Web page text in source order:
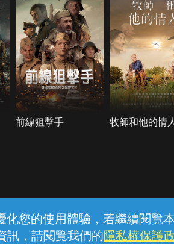
您的使用體驗，若繼續閱覽
訊，請閱覽我們的隱私權保護
前線狙擊手 牧師和他的情人
線上客服 服務條款 隱私
股份有限公司個人家庭分公司 (統一編號：